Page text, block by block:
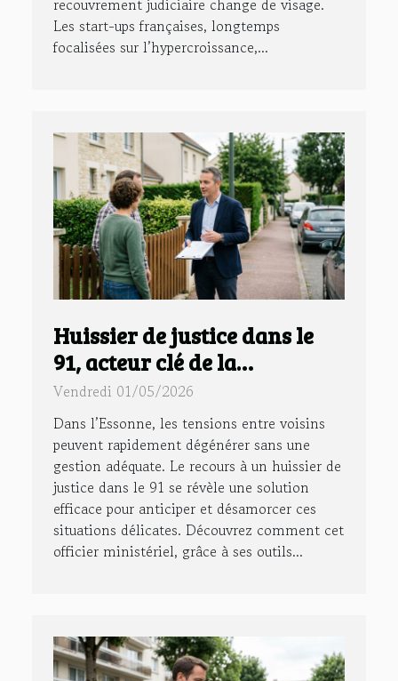
recouvrement judiciaire change de visage.
Les start-ups françaises, longtemps
focalisées sur l’hypercroissance,...
Huissier de justice dans le
91, acteur clé de la
prévention des conflits de
voisinage
Vendredi 01/05/2026
Dans l’Essonne, les tensions entre voisins
peuvent rapidement dégénérer sans une
gestion adéquate. Le recours à un huissier de
justice dans le 91 se révèle une solution
efficace pour anticiper et désamorcer ces
situations délicates. Découvrez comment cet
officier ministériel, grâce à ses outils...